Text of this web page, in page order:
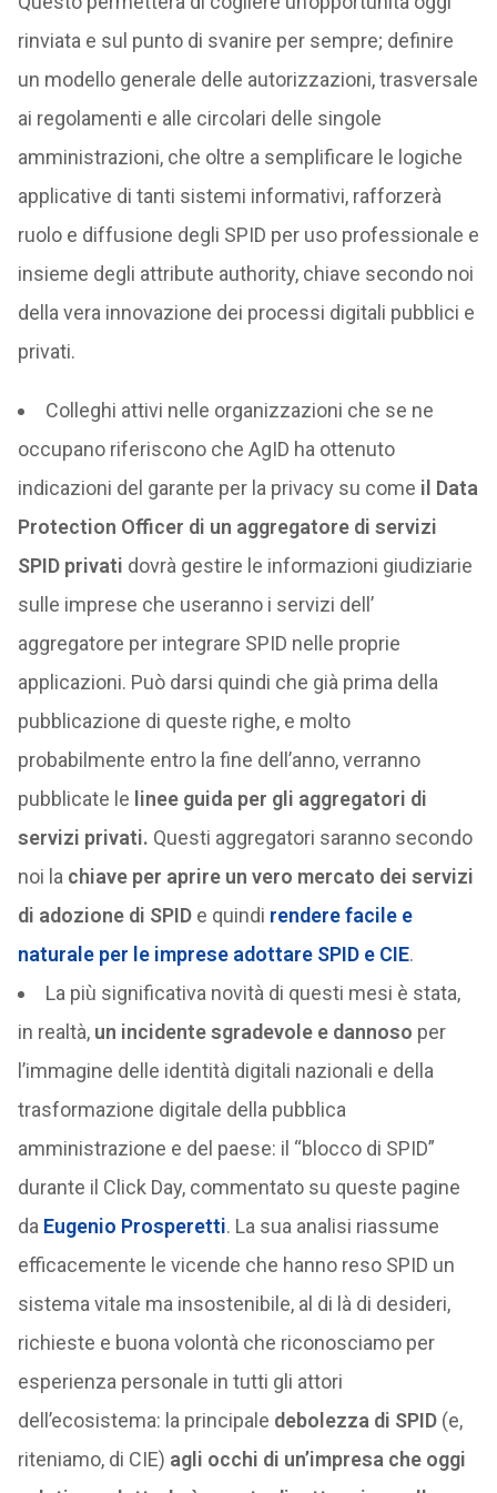
rinviata e sul punto di svanire per sempre; definire
un modello generale delle autorizzazioni, trasversale
ai regolamenti e alle circolari delle singole
amministrazioni, che oltre a semplificare le logiche
applicative di tanti sistemi informativi, rafforzerà
ruolo e diffusione degli SPID per uso professionale e
insieme degli attribute authority, chiave secondo noi
della vera innovazione dei processi digitali pubblici e
privati.
Colleghi attivi nelle organizzazioni che se ne
occupano riferiscono che AgID ha ottenuto
indicazioni del garante per la privacy su come il Data
Protection Officer di un aggregatore di servizi
SPID privati dovrà gestire le informazioni giudiziarie
sulle imprese che useranno i servizi dell’
aggregatore per integrare SPID nelle proprie
applicazioni. Può darsi quindi che già prima della
pubblicazione di queste righe, e molto
probabilmente entro la fine dell’anno, verranno
pubblicate le linee guida per gli aggregatori di
servizi privati. Questi aggregatori saranno secondo
noi la chiave per aprire un vero mercato dei servizi
di adozione di SPIDe quindi rendere facile e
naturale per le imprese adottare SPID e CIE.
La più significativa novità di questi mesi è stata,
in realtà, un incidente sgradevole e dannoso per
l’immagine delle identità digitali nazionali e della
trasformazione digitale della pubblica
amministrazione e del paese: il “blocco di SPID”
durante il Click Day, commentato su queste pagine
da Eugenio Prosperetti. La sua analisi riassume
efficacemente le vicende che hanno reso SPID un
sistema vitale ma insostenibile, al di là di desideri,
richieste e buona volontà che riconosciamo per
esperienza personale in tutti gli attori
dell’ecosistema: la principale debolezza di SPID (e,
riteniamo, di CIE) agli occhi di un’impresa che oggi